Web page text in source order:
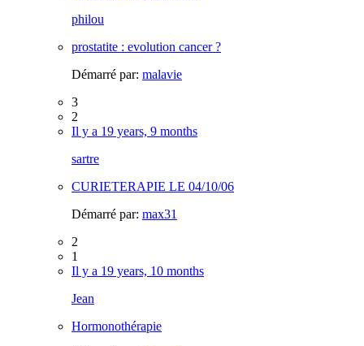
philou
prostatite : evolution cancer ?
Démarré par: malavie
3
2
Il y a 19 years, 9 months
sartre
CURIETERAPIE LE 04/10/06
Démarré par: max31
2
1
Il y a 19 years, 10 months
Jean
Hormonothérapie